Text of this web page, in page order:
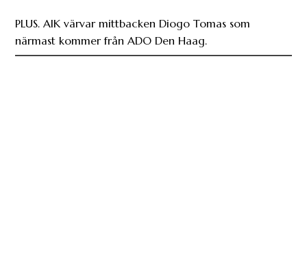
PLUS. AIK värvar mittbacken Diogo Tomas som
närmast kommer från ADO Den Haag.